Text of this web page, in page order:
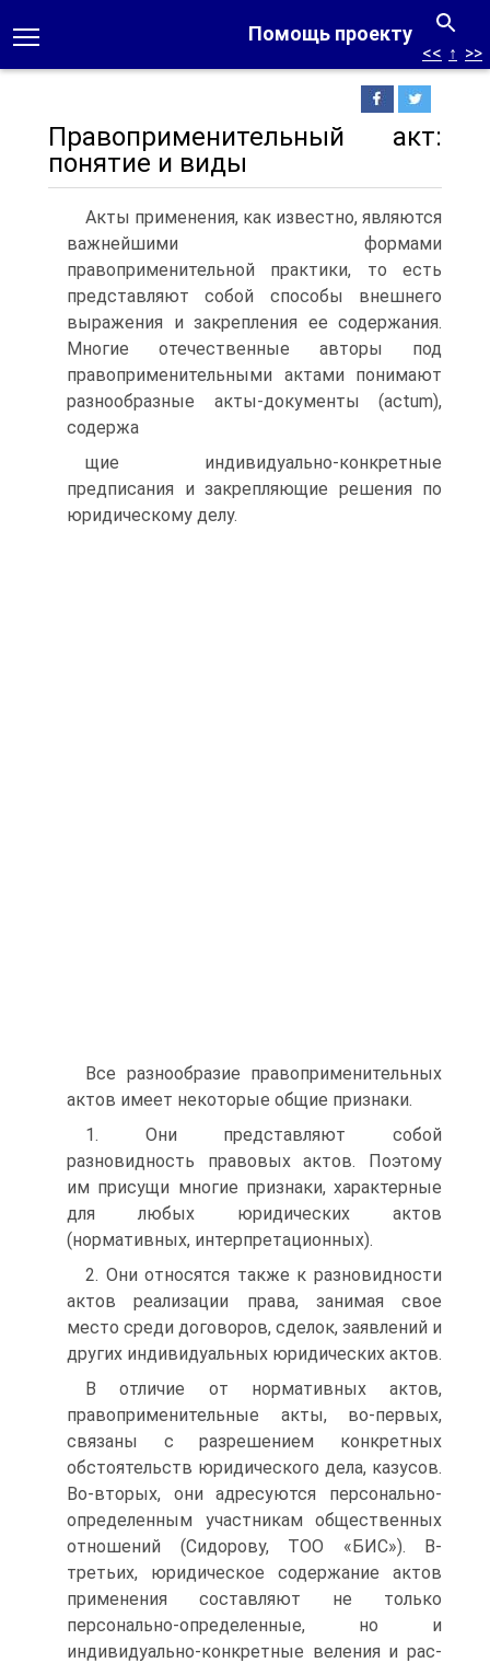
Помощь проекту
<< ↑ >>
Правоприменительный акт:
понятие и виды
Акты применения, как известно, являются
важнейшими фор­мами
правоприменительной практики, то есть
представляют со­бой способы внешнего
выражения и закрепления ее содержания.
Многие отечественные авторы под
правоприменительными акта­ми понимают
разнообразные акты-документы (actum),
содержа­
щие индивидуально-конкретные
предписания и закрепляющие решения по
юридическому делу.
Все разнообразие правоприменительных
актов имеет неко­торые общие признаки.
1. Они представляют собой
разновидность правовых актов. Поэтому
им присущи многие признаки, характерные
для любых юридических актов
(нормативных, интерпретационных).
2. Они относятся также к разновидности
актов реализации права, занимая свое
место среди договоров, сделок, заявлений и
других индивидуальных юридических актов.
В отличие от нормативных актов,
правоприменительные акты, во-первых,
связаны с разрешением конкретных
обстоя­тельств юридического дела, казусов.
Во-вторых, они адресу­ются персонально-
определенным участникам общественных
отношений (Сидорову, ТОО «БИС»). В-
третьих, юридическое содержание актов
применения составляют не только
персональ­но-определенные, но и
индивидуально-конкретные веления и рас­